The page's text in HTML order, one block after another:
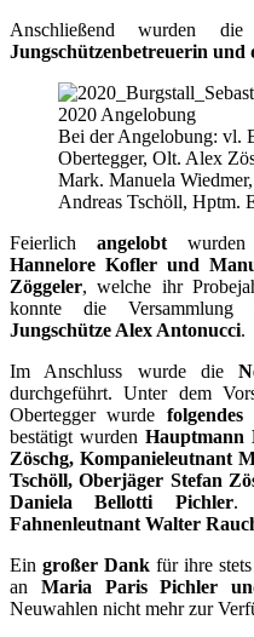
Anschließend wurden
Jungschützenbetreuerin und
Bei der Angelobung: vl.
Obertegger, Olt. Alex
Mark. Manuela
Andreas Tschöll, Hptm.
Feierlich angelobt
Hannelore Kofler und
Zöggeler, welche ihr
konnte die
Jungschütze Alex Antonucci.
Im Anschluss wurde die
durchgeführt. Unter dem
Obertegger wurde folgendes
bestätigt wurden Hauptmann
Zöschg, Kompanieleutnant
Tschöll, Oberjäger Stefan
Daniela Bellotti Pichler.
Fahnenleutnant Walter
Ein großer Dank für ihre
an Maria Paris Pichler
Neuwahlen nicht mehr zur